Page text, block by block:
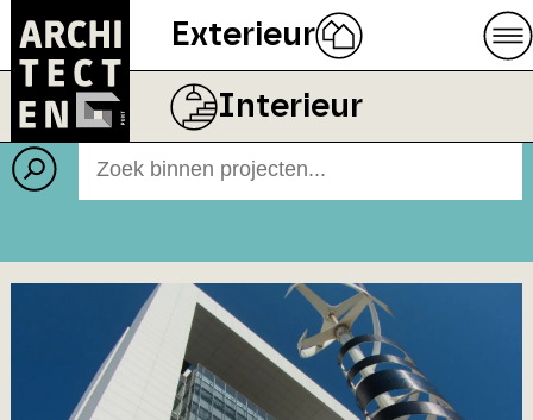
Exterieur
Interieur
Projecten
BEELD RODRUZA B.V.